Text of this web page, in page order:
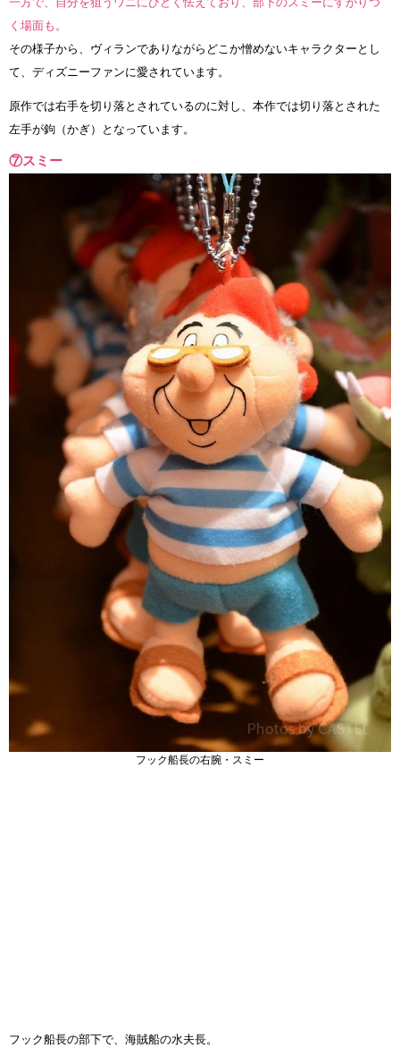
く場面も。
その様子から、ヴィランでありながらどこか憎めないキャラクターとし
て、ディズニーファンに愛されています。
原作では右手を切り落とされているのに対し、本作では切り落とされた
左手が鉤（かぎ）となっています。
⑦スミー
フック船長の右腕・スミー
フック船長の部下で、海賊船の水夫長。